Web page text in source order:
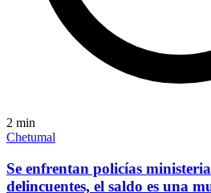
2 min
Chetumal
Se enfrentan policías
delincuentes, el saldo es una